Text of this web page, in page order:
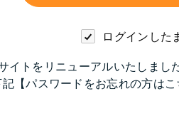
ログインした
イトをリニューアルいたしま
【パスワードをお忘れの方は